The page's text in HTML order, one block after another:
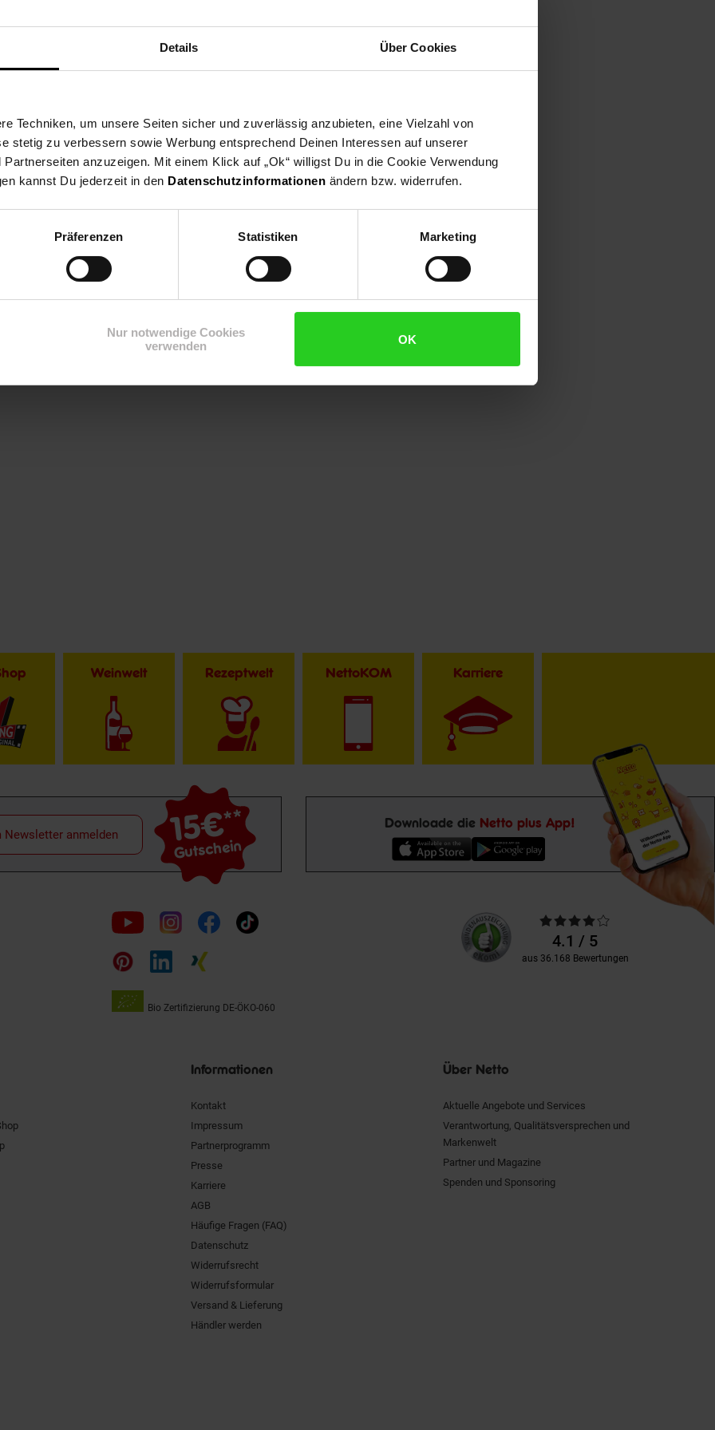
Details Über Cookies
Techniken, um unsere Seiten sicher und zuverlässig anzubieten, eine Vielzahl von
stetig zu verbessern sowie Werbung entsprechend Deinen Interessen auf unserer
anzuzeigen. Mit einem Klick auf „Ok“ willigst Du in die Cookie Verwendung
kannst Du jederzeit in den Datenschutzinformationen ändern bzw. widerrufen.
Präferenzen Statistiken Marketing
Nur notwendige Cookies
verwenden
OK
geeignet
vor unschönen Kratzern
reinigen. Keine Scheuermittel, scharfen Reinigungsmittel oder tropfnassen Tücher verwenden.
Weinwelt Rezeptwelt NettoKOM Karriere
15€**
Gutschein
Newsletter anmelden
Downloade die Netto plus App!
Folge
uns
auf
Bio Zertifizierung DE-ÖKO-060
Unsere
Kundenbewertungen
Durchschnittliche
Bewertungen4.1 / 5
aus 36.168 Bewertungen
Informationen
Kontakt
Impressum
Partnerprogramm
Presse
Karriere
AGB
Häufige Fragen (FAQ)
Datenschutz
Widerrufsrecht
Widerrufsformular
Versand & Lieferung
Händler werden
Über Netto
Aktuelle Angebote und Services
Verantwortung, Qualitätsversprechen und
Markenwelt
Partner und Magazine
Spenden und Sponsoring